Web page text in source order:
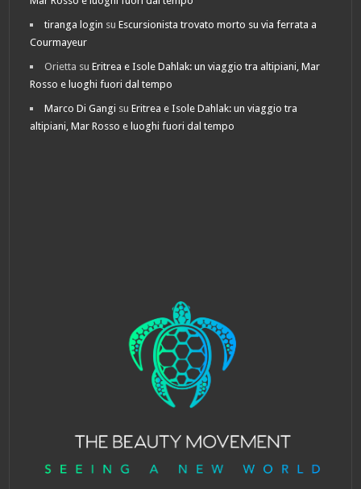
tiranga login suEscursionista trovato morto su via ferrata a
Courmayeur
Orietta suEritrea e Isole Dahlak: un viaggio tra altipiani, Mar
Rosso e luoghi fuori dal tempo
Marco Di Gangi suEritrea e Isole Dahlak: un viaggio tra
altipiani, Mar Rosso e luoghi fuori dal tempo